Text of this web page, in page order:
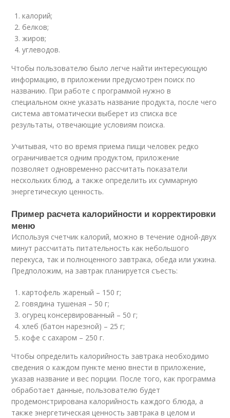
калорий;
белков;
жиров;
углеводов.
Чтобы пользователю было легче найти интересующую
информацию, в приложении предусмотрен поиск по
названию. При работе с программой нужно в
специальном окне указать название продукта, после чего
система автоматически выберет из списка все
результаты, отвечающие условиям поиска.
Учитывая, что во время приема пищи человек редко
ограничивается одним продуктом, приложение
позволяет одновременно рассчитать показатели
нескольких блюд, а также определить их суммарную
энергетическую ценность.
Пример расчета калорийности и корректировки
меню
Используя счетчик калорий, можно в течение одной-двух
минут рассчитать питательность как небольшого
перекуса, так и полноценного завтрака, обеда или ужина.
Предположим, на завтрак планируется съесть:
картофель жареный – 150 г;
говядина тушеная – 50 г;
огурец консервированный – 50 г;
хлеб (батон нарезной) – 25 г;
кофе с сахаром – 250 г.
Чтобы определить калорийность завтрака необходимо
сведения о каждом пункте меню внести в приложение,
указав название и вес порции. После того, как программа
обработает данные, пользователю будет
продемонстрирована калорийность каждого блюда, а
также энергетическая ценность завтрака в целом и